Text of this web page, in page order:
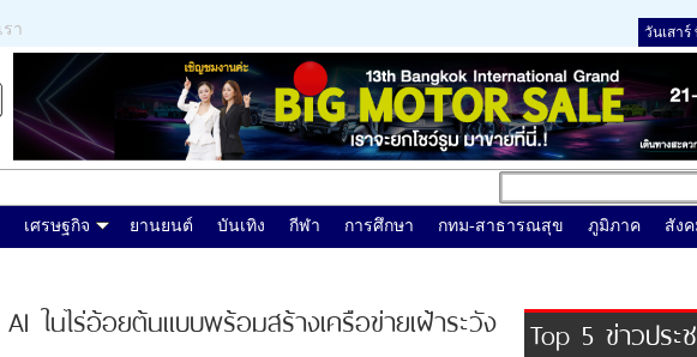
รา วันเสาร์
เศรษฐกิจ ยานยนต์ บันเทิง กีฬา การศึกษา กทม-สาธารณสุข ภูมิภาค สัง
ในไร่อ้อยต้นแบบพร้อมสร้างเครือข่ายเฝ้าระวัง
Top 5 ข่าวปร